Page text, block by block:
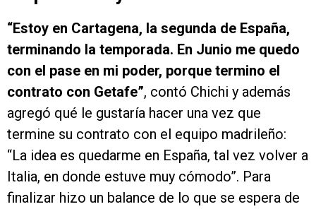
“Estoy en Cartagena, la segunda de España,
terminando la temporada. En Junio me quedo
con el pase en mi poder, porque termino el
contrato con Getafe”, contó Chichi y además
agregó qué le gustaría hacer una vez que
termine su contrato con el equipo madrileño:
“La idea es quedarme en España, tal vez volver a
Italia, en donde estuve muy cómodo”. Para
finalizar hizo un balance de lo que se espera de